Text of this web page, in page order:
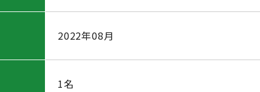
2022年08月
1名